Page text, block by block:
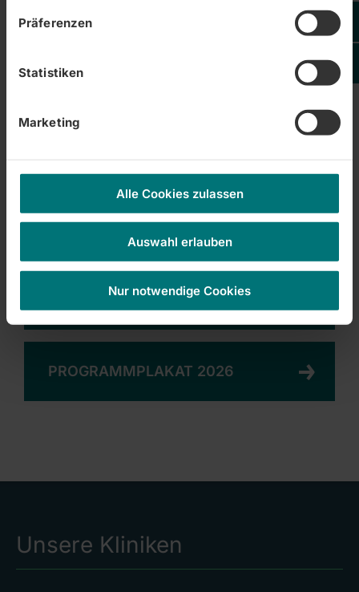
Einstellungen anpassen. Weitere Informationen
finden Sie auch in unserer
Datenschutzerklärung
Präferenzen
Statistiken
Marketing
Alle Cookies zulassen
Auswahl erlauben
Nur notwendige Cookies
Sondereditionen & Videopodcasts 2026
Audiopodcast: Muskuloskelettales
Videopodcast: Muskuloskelettales Zentrum
der Zentralklinik Bad Berka
PROGRAMMFLYER 2026
PROGRAMMPLAKAT 2026
Unsere Kliniken